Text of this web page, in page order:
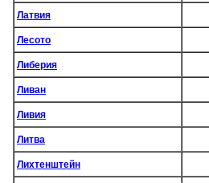
Латвия
Лесото
Либерия
Ливан
Ливия
Литва
Лихтенштейн